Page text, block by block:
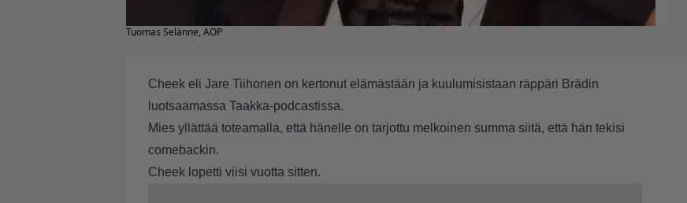
Tuomas Selänne, AOP
Cheek eli Jare Tiihonen on kertonut elämästään ja kuulumisistaan räppäri Brädin
luotsaamassa Taakka-podcastissa.
Mies yllättää toteamalla, että hänelle on tarjottu melkoinen summa siitä, että hän tekisi
comebackin.
Cheek lopetti viisi vuotta sitten.